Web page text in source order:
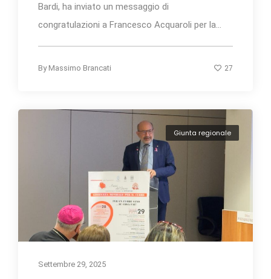
Bardi, ha inviato un messaggio di
congratulazioni a Francesco Acquaroli per la...
By Massimo Brancati 27
Giunta regionale
Settembre 29, 2025